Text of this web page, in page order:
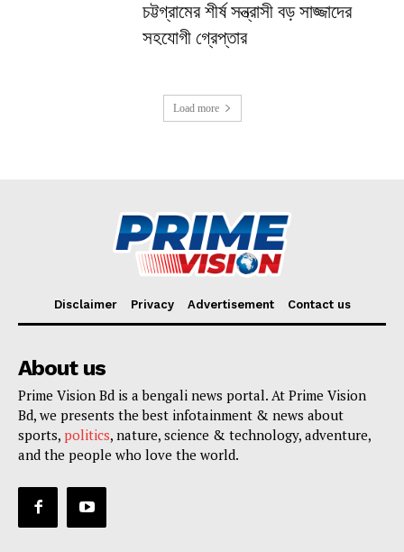
চট্টগ্রামের শীর্ষ সন্ত্রাসী বড় সাজ্জাদের
সহযোগী গ্রেপ্তার
Load more
Disclaimer Privacy Advertisement Contact us
About us
Prime Vision Bd is a bengali news portal. At Prime Vision
Bd, we presents the best infotainment & news about
sports, politics, nature, science & technology, adventure,
and the people who love the world.